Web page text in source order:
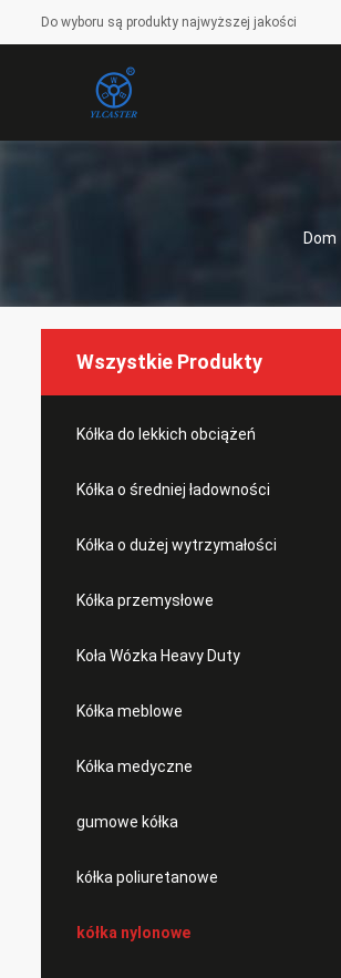
Do wyboru są produkty najwyższej jakości
Dom
Wszystkie Produkty
Kółka do lekkich obciążeń
Kółka o średniej ładowności
Kółka o dużej wytrzymałości
Kółka przemysłowe
Koła Wózka Heavy Duty
Kółka meblowe
Kółka medyczne
gumowe kółka
kółka poliuretanowe
kółka nylonowe